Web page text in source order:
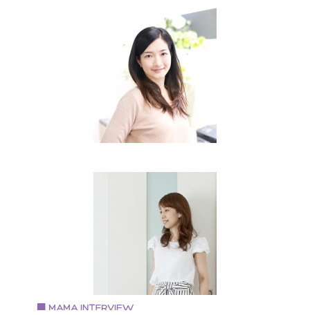
HARS. アクセサリー作家
主人と子ども3人の5人家族。 アクセサリーショップ
HARS.としてイベント出店をしている。 枚方市を中心
Vol.63 2018.5.1
大阪府豊中市在住。 小学生2人と主人の4人家族 2015
に勤めていた会社を退職後、 2017年春より
「EmbellirMayumi」を立ち上げ作家活動を開始。 現在
自宅サロンでのレッスンや個別のオーダー品を承って
ります。 色々と試行錯誤を繰り返しつつも、「楽しむ
と」を忘れずに日々活動中です。